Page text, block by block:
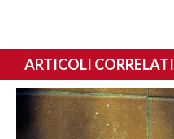
ARTICOLI CORRELATI